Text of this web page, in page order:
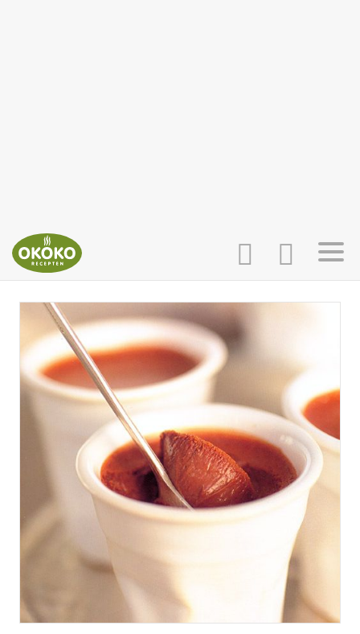
INLOGGEN
AANMELDEN
HOME
RECEPTEN
WEEKMENU'S
KOOKBOEKEN